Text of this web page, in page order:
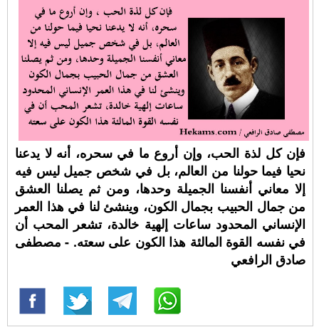
فإن كل لذة الحب، وإن أروع ما في سحره، أنه لا يدعنا
نحيا فيما حولنا من العالم، بل في شخص جميل ليس فيه
إلا معاني أنفسنا الجميلة وحدها، ومن ثم يصلنا العشق
من جمال الحبيب بجمال الكون، وينشئ لنا في هذا العمر
الإنساني المحدود ساعات إلهية خالدة، تشعر المحب أن
في نفسه القوة المالئة هذا الكون على سعته. - مصطفى
صادق الرافعي